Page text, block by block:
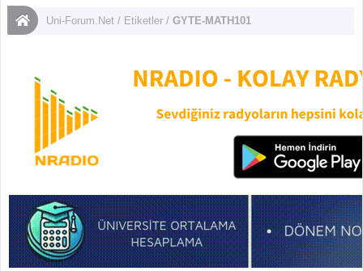
Uni-Forum.Net / Etiketler /GYTE-MATH101